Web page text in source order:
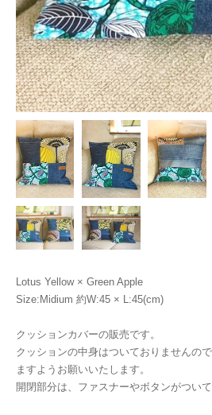
Lotus Yellow × Green Apple
Size:Midium 約W:45 × L:45(cm)
クッションカバーの販売です。
クッションの中身はついておりませんの
ますようお願いいたします。
開閉部分は、ファスナーやボタンがついて